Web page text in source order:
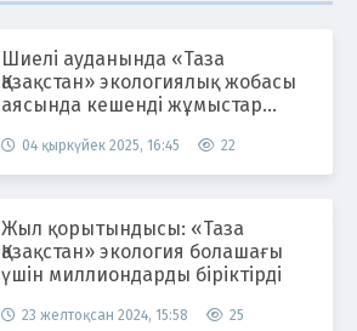
Шиелі ауданында «Таза
Қазақстан» экологиялық жобасы
аясында кешенді жұмыстар
04 қыркүйек 2025, 16:45 22
Жыл қорытындысы: «Таза
Қазақстан» экология болашағы
үшін миллиондарды біріктірді
23 желтоқсан 2024, 15:58 25